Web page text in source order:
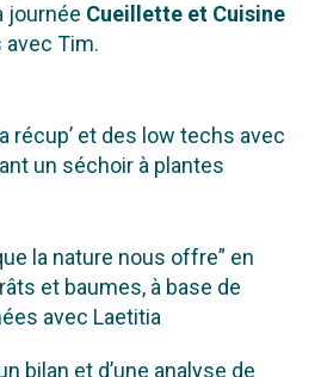
journée Cueillette et Cuisine
avec Tim.
récup’ et des low techs avec
un séchoir à plantes
la nature nous offre” en
et baumes, à base de
avec Laetitia
bilan et d’une analyse de